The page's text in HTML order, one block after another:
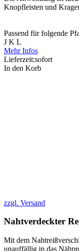
Knopfleisten und
Passend für folgende
J K L
Mehr Infos
Lieferzeit:sofort
In den Korb
zzgl. Versand
Nahtverdeckter
Mit dem
unauffällig in das